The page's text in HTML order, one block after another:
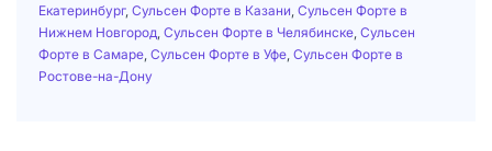
Екатеринбург, Сульсен Форте в Казани Сульсен Форте в
Нижнем Новгород Сульсен Форте в Челябинске Сульсен
Форте в Самаре Сульсен Форте в Уфе Сульсен Форте в
Ростове-на-Дону